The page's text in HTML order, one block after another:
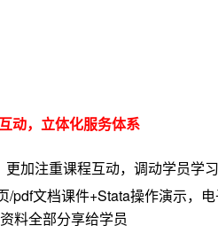
动，立体化服务体系
更加注重课程互动，调动学员学
/pdf文档课件+Stata操作演示，
料全部分享给学员